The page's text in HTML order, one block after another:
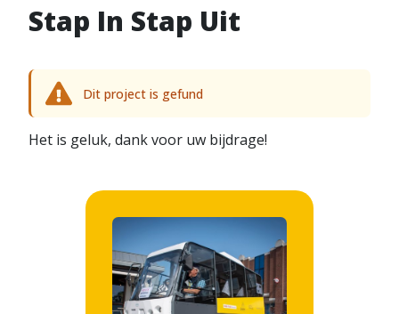
Stap In Stap Uit
Dit project is gefund
Het is geluk, dank voor uw bijdrage!